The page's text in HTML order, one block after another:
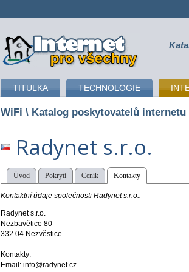
připojení k internetu
TITULKA TECHNOLOGIE
WiFi \ Katalog poskytovatelů internetu
Radynet s.r.o.
Úvod Pokrytí Ceník Kontakty
Kontaktní údaje společnosti Radynet s.r.o.:
Radynet s.r.o.
Nezbavětice 80
332 04 Nezvěstice
Kontakty:
Email: info@radynet.cz